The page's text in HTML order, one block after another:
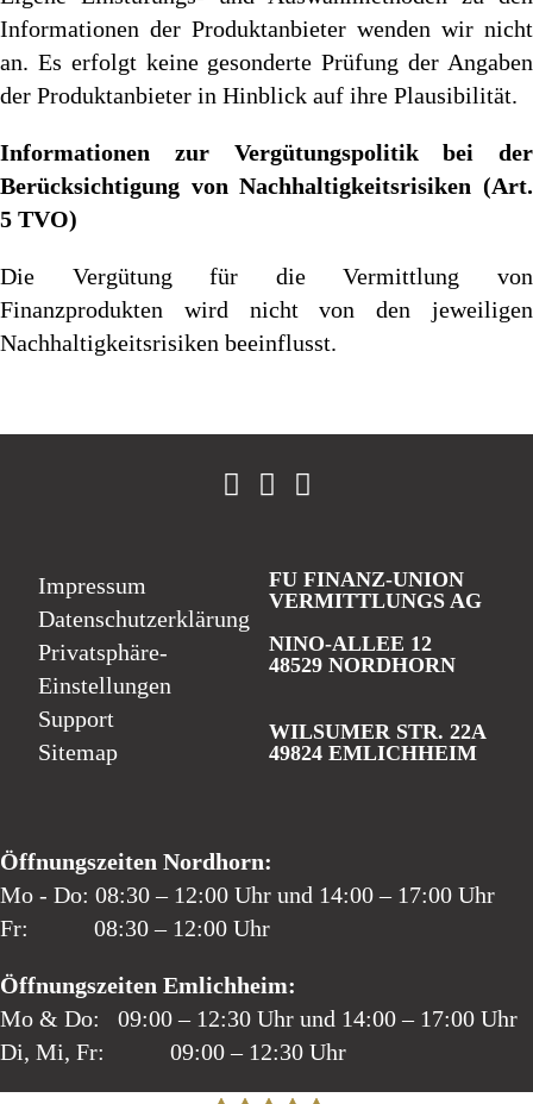
Informationen der Produktanbieter wenden wir nicht
an. Es erfolgt keine gesonderte Prüfung der Angaben
der Produktanbieter in Hinblick auf ihre Plausibilität.
Informationen zur Vergütungspolitik bei der
Berücksichtigung von Nachhaltigkeitsrisiken (Art.
5 TVO)
Die Vergütung für die Vermittlung von
Finanzprodukten wird nicht von den jeweiligen
Nachhaltigkeitsrisiken beeinflusst.
Impressum
Datenschutzerklärung
Privatsphäre-
Einstellungen
Support
Sitemap
FU FINANZ-UNION
VERMITTLUNGS AG
NINO-ALLEE 12
48529 NORDHORN
WILSUMER STR. 22A
49824 EMLICHHEIM
Öffnungszeiten Nordhorn:
Mo - Do: 08:30 – 12:00 Uhr und 14:00 – 17:00 Uhr
Fr: 08:30 – 12:00 Uhr
Öffnungszeiten Emlichheim:
Mo & Do: 09:00 – 12:30 Uhr und 14:00 – 17:00 Uhr
Di, Mi, Fr: 09:00 – 12:30 Uhr